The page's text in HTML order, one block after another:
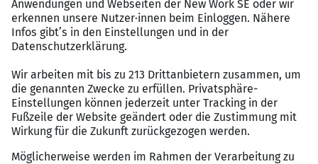
und positionieren Sie optimal beim
Entscheidungsträger.
Profitieren Sie von professionellem Coaching vor
Ihren Vorstellungsgesprächen und wertvollem
Hintergrundwissen zum Zielunternehmen.
Unser gesamter Vermittlungsservice inklusive
Vertragsberatung ist für Sie als Bewerber zu 100